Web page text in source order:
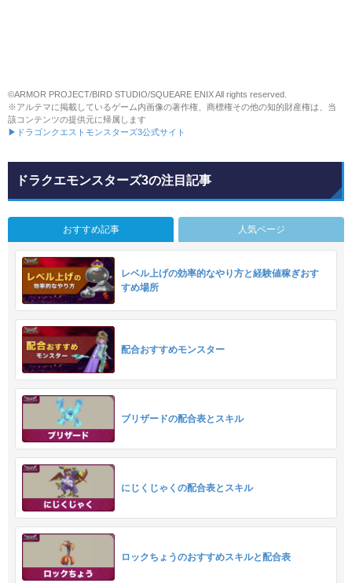
©ARMOR PROJECT/BIRD STUDIO/SQUEARE ENIX All rights reserved.
※アルテマに掲載しているゲーム内画像の著作権、商標権その他の知的財産権は、当
該コンテンツの提供元に帰属します
▶ドラゴンクエストモンスターズ3公式サイト
ドラクエモンスターズ3の注目記事
おすすめ記事 人気ページ
レベル上げの効率的なやり方と経験値稼ぎおす
すめ場所
配合おすすめモンスター
ブリザードの配合表とスキル
にじくじゃくの配合表とスキル
ロックちょうのおすすめスキルと配合表